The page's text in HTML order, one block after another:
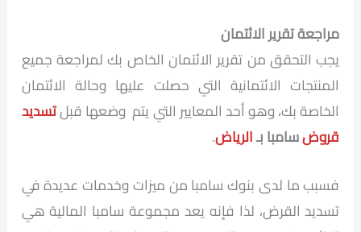
مراجعة تقرير الائتمان
يجب التحقق من تقرير الائتمان الخاص بك لمراجعة جميع
المنتجات الائتمانية التي حصلت عليها وحالة الائتمان
الخاصة بك، وهو أحد المعايير التي يتم وضعها قبلتسديد
قروضسامبا بـالرياض.
فسبب ما لدى بنوك سامبا من ميزات وخدمات عديدة في
تسديد القرض، لذا فإنه يعد مجموعة سامبا المالية هي